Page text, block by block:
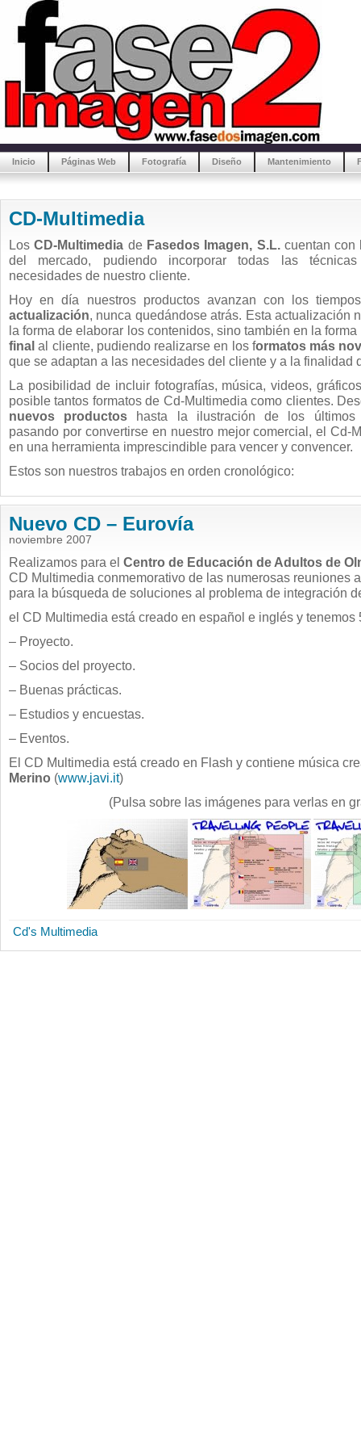
Inicio Páginas Web Fotografía Diseño Mantenimiento
CD-Multimedia
LosCD-Multimedia de Fasedos Imagen, S.L.cuentan con
del mercado, pudiendo incorporar todas las
necesidades de nuestro cliente.
Hoy en día nuestros productos avanzan con los
actualización, nunca quedándose atrás. Esta actualización
la forma de elaborar los contenidos, sino también en la
final al cliente, pudiendo realizarse en los formatos más
que se adaptan a las necesidades del cliente y a la finalidad
La posibilidad de incluir fotografías, música, videos,
posible tantos formatos de Cd-Multimedia como clientes.
nuevos productos hasta la ilustración de los últimos
pasando por convertirse en nuestro mejor comercial, el Cd-
en una herramienta imprescindible para vencer y convencer.
Estos son nuestros trabajos en orden cronológico:
Nuevo CD – Eurovía
noviembre 2007
Realizamos para el Centro de Educación de Adultos de
CD Multimedia conmemorativo de las numerosas reuniones
para la búsqueda de soluciones al problema de integración
el CD Multimedia está creado en español e inglés y tenemos
– Proyecto.
– Socios del proyecto.
– Buenas prácticas.
– Estudios y encuestas.
– Eventos.
El CD Multimedia está creado en Flash y contiene música
Merino (www.javi.it)
(Pulsa sobre las imágenes para verlas en
Cd's Multimedia